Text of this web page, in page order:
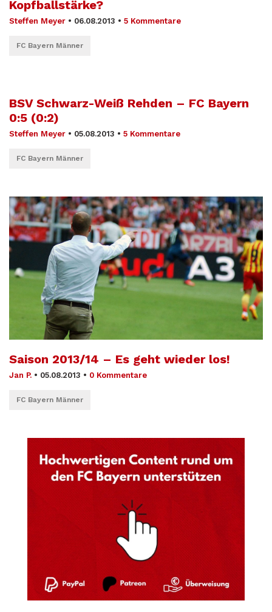
Kopfballstärke?
Steffen Meyer • 06.08.2013 • 5 Kommentare
FC Bayern Männer
BSV Schwarz-Weiß Rehden – FC Bayern
0:5 (0:2)
Steffen Meyer • 05.08.2013 • 5 Kommentare
FC Bayern Männer
Saison 2013/14 – Es geht wieder los!
Jan P. • 05.08.2013 • 0 Kommentare
FC Bayern Männer